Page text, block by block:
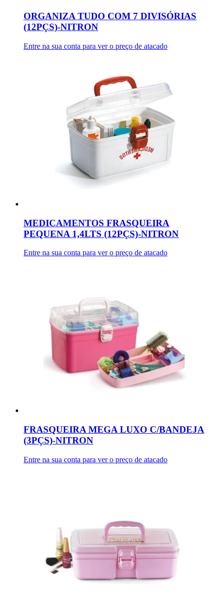
ORGANIZA TUDO COM 7 DIVISÓRIAS
(12PÇS)-NITRON
Entre na sua conta para ver o preço de atacado
MEDICAMENTOS FRASQUEIRA
PEQUENA 1,4LTS (12PÇS)-NITRON
Entre na sua conta para ver o preço de atacado
FRASQUEIRA MEGA LUXO C/BANDEJA
(3PÇS)-NITRON
Entre na sua conta para ver o preço de atacado